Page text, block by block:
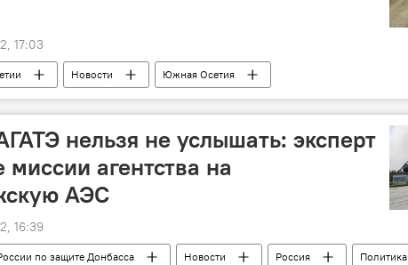
17:03
Новости Южная Осетия
нельзя не услышать: эксперт
миссии агентства на
АЭС
16:39
по защите Донбасса Новости Россия
Политика